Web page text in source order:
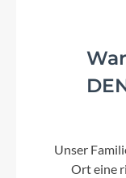
Unser
Ort eine